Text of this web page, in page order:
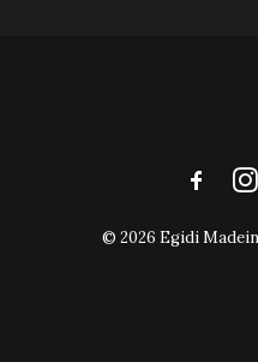
© 2026 Egidi